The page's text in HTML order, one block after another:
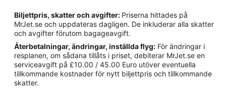
Hotell i Alhaurin el Grande
Hotell i Arroyo de la Miel
Hotell i Benalmádena Costa
Hotell i Benalmádena
Hotell i Calahonda
Biljettpris, skatter och avgifter: Priserna hittades på
MrJet.se och uppdateras dagligen. De inkluderar alla skatter
och avgifter förutom bagageavgift.
Återbetalningar, ändringar, inställda flyg: För ändringar i
resplanen, om sådana tillåts i priset, debiterar MrJet.se en
serviceavgift på £10.00 / 45.00 Euro utöver eventuella
tillkommande kostnader för nytt biljettpris och tillkommande
skatter.